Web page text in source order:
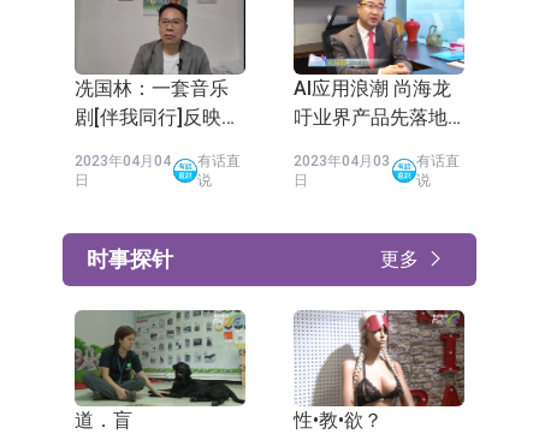
冼国林：一套音乐
剧[伴我同行]反映特
事的不足
2023年04月04
日
有话直
说
AI应用浪潮 尚海龙
吁业界产品先落地
不会用的人」
2023年04月03
日
有话直
说
时事探针 更多
道．盲 性•教•欲？